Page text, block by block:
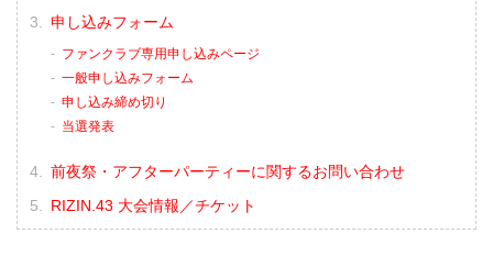
申し込みフォーム
ファンクラブ専用申し込みページ
一般申し込みフォーム
申し込み締め切り
当選発表
前夜祭・アフターパーティーに関するお問い合わせ
RIZIN.43 大会情報／チケット